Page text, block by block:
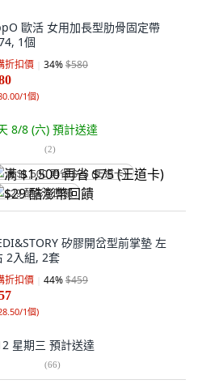
歐活 女用加長型肋骨固定帶
1個
折扣價 34%$580
1個)
8/8 (六) 預計送達
(2)
满 $1,500 再省 $75 (王道卡)
$29 酷澎幣回饋
矽膠開岔型前掌墊 左
2入組, 2套
折扣價 44%$459
1個)
星期三 預計送達
(66)